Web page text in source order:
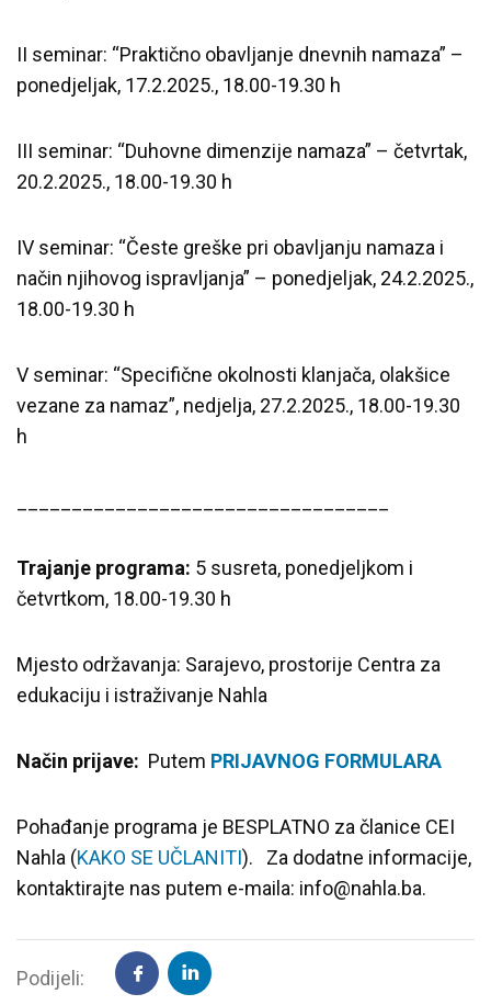
II seminar: “Praktično obavljanje dnevnih namaza” –
ponedjeljak, 17.2.2025., 18.00-19.30 h
III seminar: “Duhovne dimenzije namaza” – četvrtak,
20.2.2025., 18.00-19.30 h
IV seminar: “Česte greške pri obavljanju namaza i
način njihovog ispravljanja” – ponedjeljak, 24.2.2025.,
18.00-19.30 h
V seminar: “Specifične okolnosti klanjača, olakšice
vezane za namaz”, nedjelja, 27.2.2025., 18.00-19.30
h
Trajanje programa: 5 susreta, ponedjeljkom i
četvrtkom, 18.00-19.30 h
Mjesto održavanja: Sarajevo, prostorije Centra za
edukaciju i istraživanje Nahla
Način prijave: Putem PRIJAVNOG FORMULARA
Pohađanje programa je BESPLATNO za članice CEI
Nahla (KAKO SE UČLANITI). Za dodatne informacije,
kontaktirajte nas putem e-maila: info@nahla.ba.
Podijeli: